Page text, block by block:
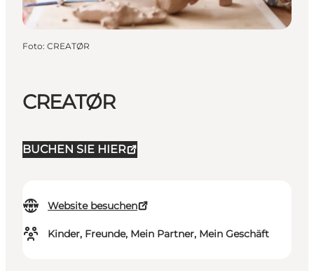
CREATØR
BUCHEN SIE HIER
Website besuchen
Kinder, Freunde, Mein Partner, Mein Geschäft
Foto: CREATØR